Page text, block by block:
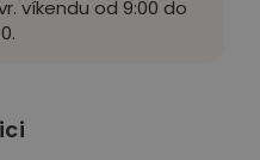
víkendu od 9:00 do